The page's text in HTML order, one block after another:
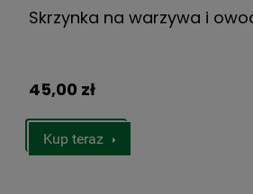
Skrzynka na warzywa i
45,00 zł
Kup teraz